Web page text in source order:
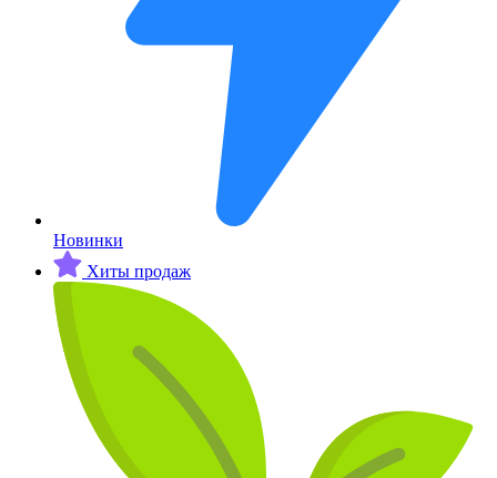
Новинки
Хиты продаж